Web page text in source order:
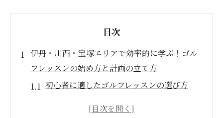
目次
伊丹・川西・宝塚エリアで効率的に学ぶ！ゴル
フレッスンの始め方と計画の立て方
初心者に適したゴルフレッスンの選び方